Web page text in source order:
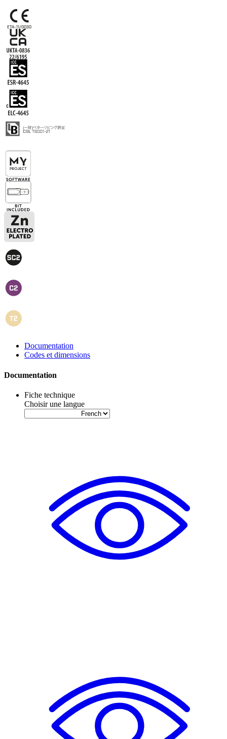
ETA-11/0030
Documentation
Codes et dimensions
Documentation
Fiche technique
Choisir une langue